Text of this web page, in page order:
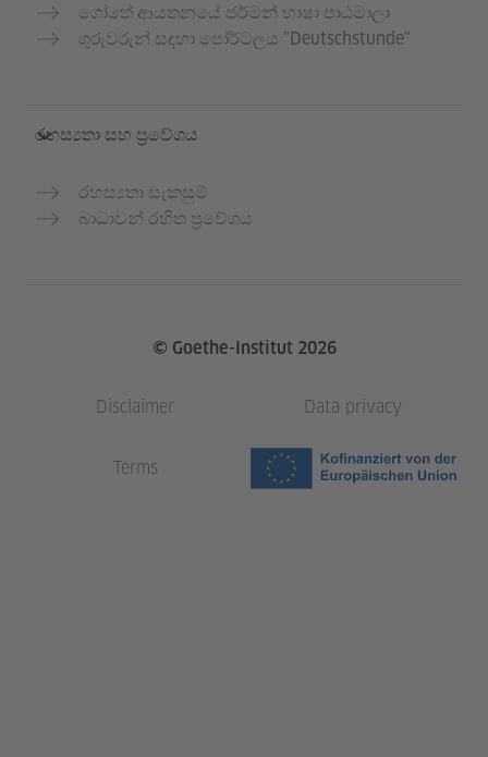
ගෝතේ ආයතනයේ ජර්මන් භාෂා පාඨමාලා
ගුරුවරුන් සඳහා පෝර්ටලය "Deutschstunde"
රහස්‍යතා සහ ප්‍රවේශය
රහස්‍යතා සැකසුම්
බාධාවන් රහිත ප්‍රවේශය
© Goethe-Institut 2026
Disclaimer Data privacy
Terms